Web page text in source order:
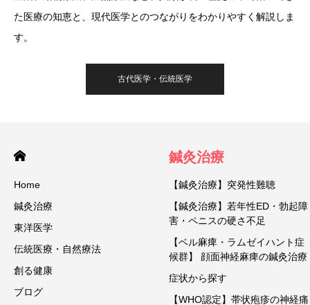
た医療の知恵と、現代医学とのつながりをわかりやすく解説しま
す。
古代医学・伝統医学
Home
鍼灸治療
東洋医学
伝統医療・自然療法
創る健康
ブログ
鍼灸治療
【鍼灸治療】突発性難聴
【鍼灸治療】若年性ED・勃起障
害・ペニスの硬さ不足
【ベル麻痺・ラムゼイハント症
候群】 顔面神経麻痺の鍼灸治療
症状から探す
【WHO認定】帯状疱疹の神経痛